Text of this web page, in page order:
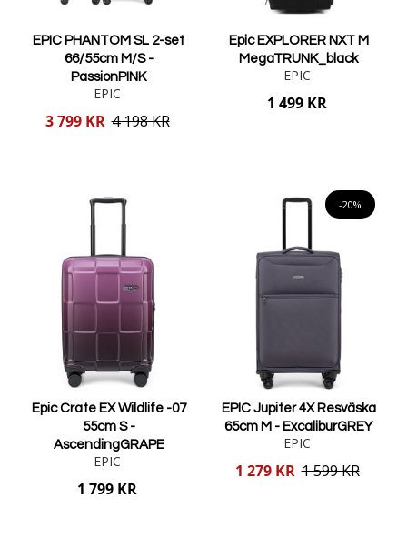
EPIC PHANTOM SL 2-set
66/55cm M/S -
PassionPINK
EPIC
Reducerat
3 799 KR 4 198 KR
Epic EXPLORER NXT M
MegaTRUNK_black
EPIC
1 499 KR
Epic Crate EX Wildlife -07
55cm S -
AscendingGRAPE
EPIC
1 799 KR
-20%
EPIC Jupiter 4X Resväska
65cm M - ExcaliburGREY
EPIC
Reducerat
1 279 KR 1 599 KR